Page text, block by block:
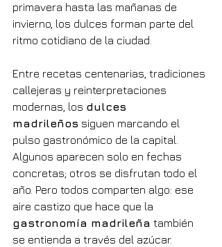
primavera hasta las mañanas de
invierno, los dulces forman parte del
ritmo cotidiano de la ciudad.
Entre recetas centenarias, tradiciones
callejeras y reinterpretaciones
modernas, los dulces
madrileños siguen marcando el
pulso gastronómico de la capital.
Algunos aparecen solo en fechas
concretas; otros se disfrutan todo el
año. Pero todos comparten algo: ese
aire castizo que hace que la
gastronomía madrileña también
se entienda a través del azúcar.